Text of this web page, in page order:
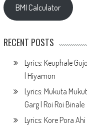
BMI Calculator
RECENT POSTS
Lyrics: Keuphale
| Hiyamon
Lyrics: Mukuta
Garg | Roi Roi Binale
Lyrics: Kore Pora